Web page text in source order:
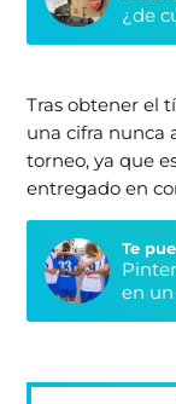
¿de
Tras obtener el
una cifra nunca
torneo, ya que
entregado en
Te
en